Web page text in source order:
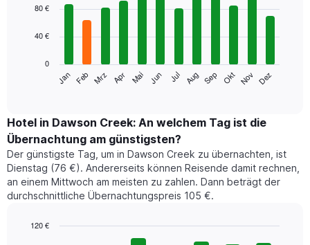
chart
bars.
folgende
den
durchschnittlichen
Zimmerpreis
im
jeweiligen
Monat
an.
Diagramm
graphic.
Jan Feb Mrz Apr Mai Jun Jul Aug Sep Okt Nov Dez
0
40 €
80 €
Hotel in Dawson Creek: An welchem Tag ist die
Übernachtung am günstigsten?
Der günstigste Tag, um in Dawson Creek zu übernachten, ist
Dienstag (76 €). Andererseits können Reisende damit rechnen,
an einem Mittwoch am meisten zu zahlen. Dann beträgt der
durchschnittliche Übernachtungspreis 105 €.
120 €